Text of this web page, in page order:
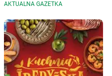
AKTUALNA GAZETKA